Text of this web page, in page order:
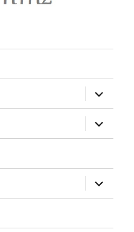
expand
child
menu
expand
child
menu
expand
child
menu